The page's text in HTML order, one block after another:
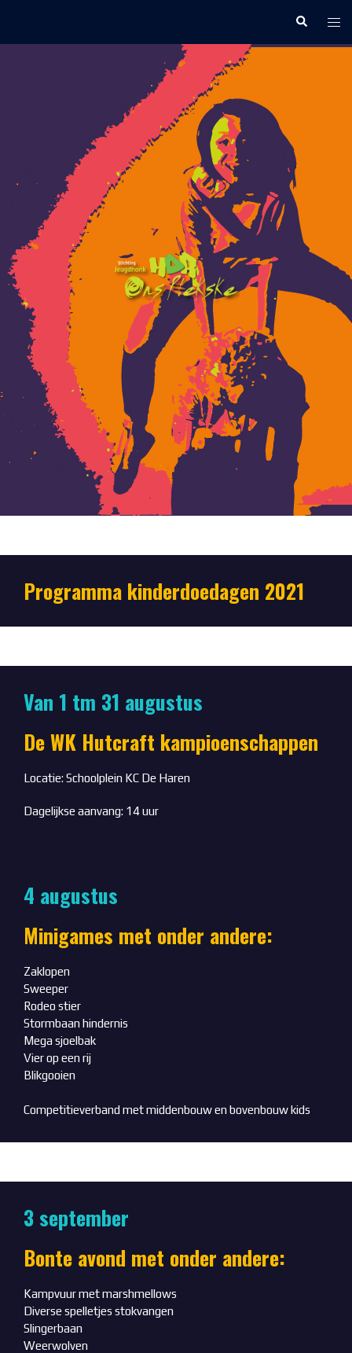
Programma kinderdoedagen 2021
Van 1 tm 31 augustus
De WK Hutcraft kampioenschappen
Locatie: Schoolplein KC De Haren
Dagelijkse aanvang: 14 uur
4 augustus
Minigames met onder andere:
Zaklopen
Sweeper
Rodeo stier
Stormbaan hindernis
Mega sjoelbak
Vier op een rij
Blikgooien
Competitieverband met middenbouw en bovenbouw kids
3 september
Bonte avond met onder andere:
Kampvuur met marshmellows
Diverse spelletjes stokvangen
Slingerbaan
Weerwolven